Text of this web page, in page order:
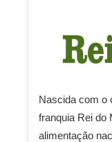
Nascida com o
franquia Rei do
alimentação